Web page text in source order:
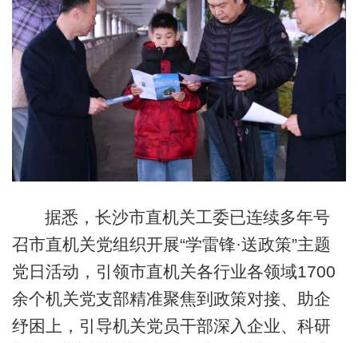
据悉，长沙市直机关工委已连续多年号
召市直机关党组织开展“学雷锋·送政策”主题
党日活动，引领市直机关各行业各领域1700
余个机关党支部精准聚焦到政策对接、助企
纾困上，引导机关党员干部深入企业、科研